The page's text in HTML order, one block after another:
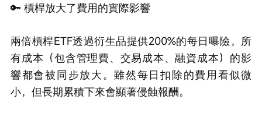
🔑 槓桿放大了費用的實際影響
兩倍槓桿ETF透過衍生品提供200%的每日曝險，所
有成本（包含管理費、交易成本、融資成本）的影
響都會被同步放大。雖然每日扣除的費用看似微
小，但長期累積下來會顯著侵蝕報酬。